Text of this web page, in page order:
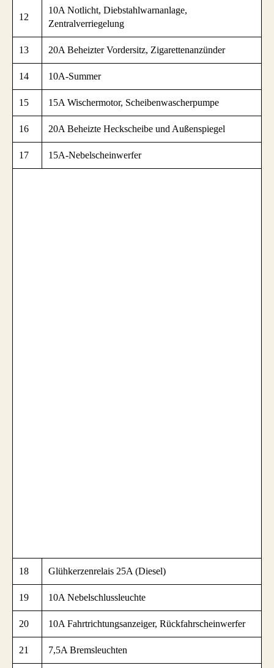
12
10A Notlicht, Diebstahlwarnanlage,
Zentralverriegelung
13 20A Beheizter Vordersitz, Zigarettenanzünder
14 10A-Summer
15 15A Wischermotor, Scheibenwascherpumpe
16 20A Beheizte Heckscheibe und Außenspiegel
17 15A-Nebelscheinwerfer
18 Glühkerzenrelais 25A (Diesel)
19 10A Nebelschlussleuchte
20 10A Fahrtrichtungsanzeiger, Rückfahrscheinwerfer
21 7,5A Bremsleuchten